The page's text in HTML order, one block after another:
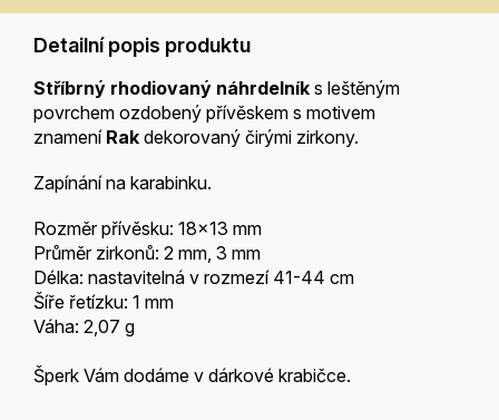
Detailní popis produktu
Stříbrný rhodiovaný náhrdelník s leštěným
povrchem ozdobený přívěskem s motivem
znamení Rak dekorovaný čirými zirkony.
Zapínání na karabinku.
Rozměr přívěsku: 18x13 mm
Průměr zirkonů: 2 mm, 3 mm
Délka: nastavitelná v rozmezí 41-44 cm
Šíře řetízku: 1 mm
Váha: 2,07 g
Šperk Vám dodáme v dárkové krabičce.